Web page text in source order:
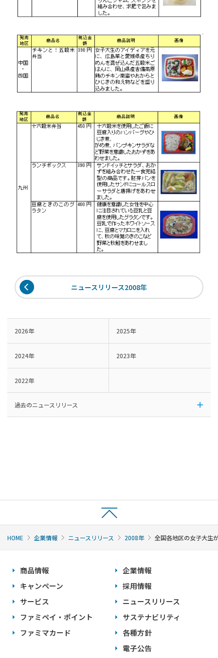
ニュースリリース2008年
2026年 2025年
2024年 2023年
2022年
過去のニュースリリース
HOME 企業情報 ニュースリリース 2008年 全国各地区の女子大生
商品情報
キャンペーン
サービス
ファミペイ・ポイント
ファミマカード
企業情報
採用情報
ニュースリリース
サステナビリティ
各種方針
電子公告